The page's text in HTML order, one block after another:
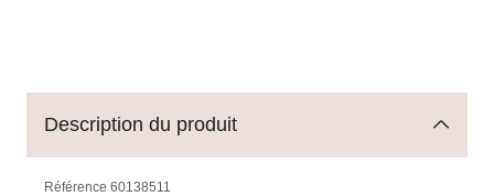
Description du produit
Référence 60138511